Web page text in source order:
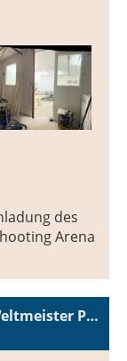
des
Arena
Viertes Spezial-Training mit IPSC Weltmeister Patrik Schneider & Dani